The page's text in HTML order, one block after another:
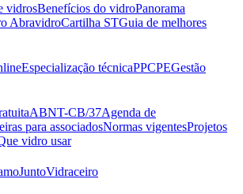
vidrosBenefícios do vidroPanorama
AbravidroCartilha STGuia de melhores
Especialização técnicaPPCPEGestão
ABNT-CB/37Agenda de
para associadosNormas vigentesProjetos
vidro usar